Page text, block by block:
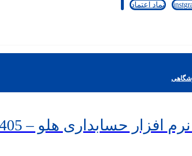
نماد اعتماد
افزار حسابداری هلو – 1405